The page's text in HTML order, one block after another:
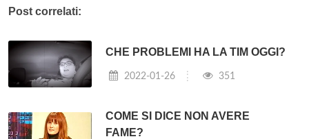
Post correlati:
CHE PROBLEMI HA LA TIM OGGI?
2022-01-26 351
COME SI DICE NON AVERE
FAME?